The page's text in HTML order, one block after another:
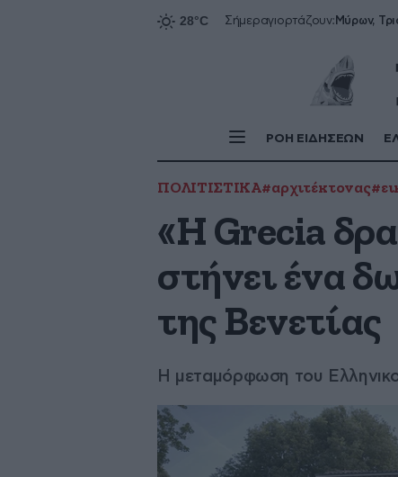
Σήμεραγιορτάζουν:
ΡΟΗ ΕΙΔΗΣΕΩΝ
ΠΟΛΙΤΙΣΤΙΚΑ#αρχιτέκτονας
«Η Grecia
στήνει ένα
της Βενετίας
Η μεταμόρφωση του